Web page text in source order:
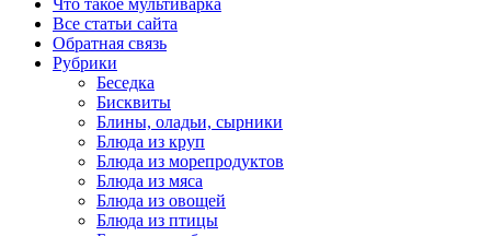
Все статьи сайта
Обратная связь
Рубрики
Беседка
Бисквиты
Блины, оладьи, сырники
Блюда из круп
Блюда из морепродуктов
Блюда из мяса
Блюда из овощей
Блюда из птицы